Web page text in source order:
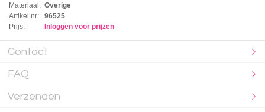
Materiaal: Overige
Artikel nr:
96525
Prijs:
Inloggen voor prijzen
Contact
FAQ
Verzenden